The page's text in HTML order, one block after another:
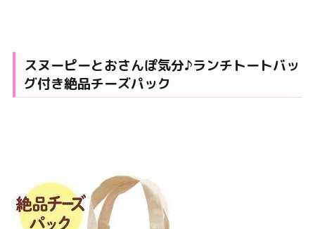
スヌーピーとおさんぽ気分♪ランチトートバッ
グ付き絶品チーズパック